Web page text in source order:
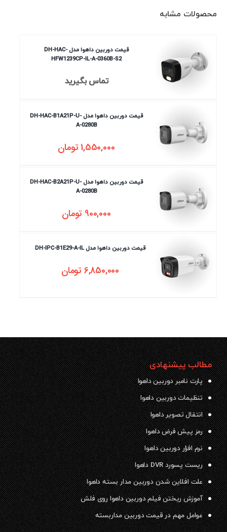
محصولات مشابه
قیمت دوربین داهوا مدل DH-HAC-
HFW1239CP-IL-A-0360B-S2
تماس بگیرید
قیمت دوربین داهوا مدل DH-HAC-B1A21P-U-
A-0280B
1,550,000تومان
قیمت دوربین داهوا مدل DH-HAC-B2A21P-U-
A-0280B
900,000 تومان
قیمت دوربین داهوا مدل DH-IPC-B1E29-A-IL
6,850,000تومان
مطالب پیشنهادی
پارت نامبر دوربین داهوا
تنظیمات دوربین داهوا
انتقال تصویر داهوا
رمز پیش فرض داهوا
نرم افزار دوربین داهوا
ریست پسورد DVR داهوا
علت افلاین شدن دوربین مدار بسته داهوا
آموزش ریختن فیلم دوربین داهوا روی فلش
عوامل مهم در قیمت دوربین مداربسته